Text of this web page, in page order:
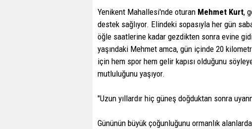
Yenikent Mahallesi'nde oturan Mehmet Kurt,
destek sağlıyor. Elindeki sopasıyla her gün
öğle saatlerine kadar gezdikten sonra evine
yaşındaki Mehmet amca, gün içinde 20
için hem spor hem gelir kapısı olduğunu
mutluluğunu yaşıyor.
"Uzun yıllardır hiç güneş doğduktan sonra
Gününün büyük çoğunluğunu ormanlık